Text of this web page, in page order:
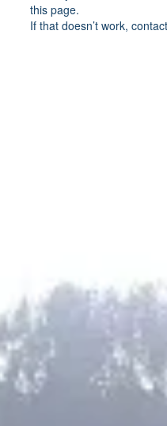
this page.
If that doesn’t work,